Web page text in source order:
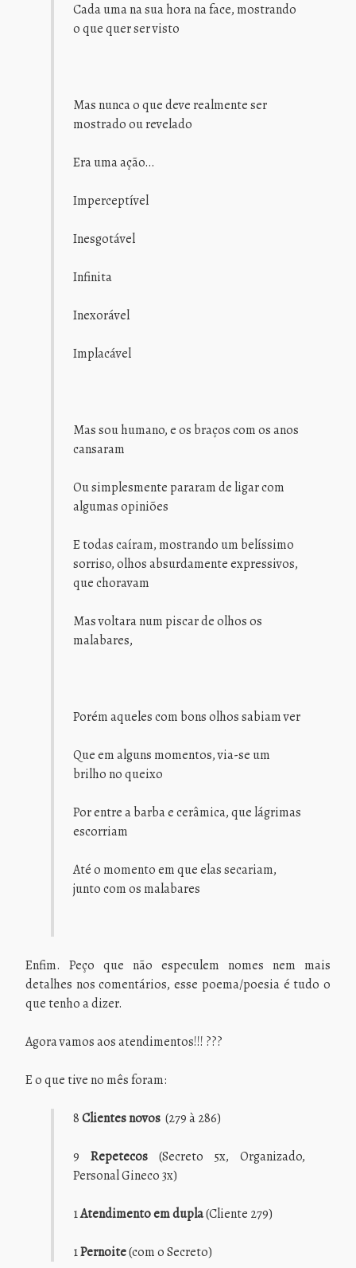
Cada uma na sua hora na face, mostrando
o que quer ser visto
Mas nunca o que deve realmente ser
mostrado ou revelado
Era uma ação…
Imperceptível
Inesgotável
Infinita
Inexorável
Implacável
Mas sou humano, e os braços com os anos
cansaram
Ou simplesmente pararam de ligar com
algumas opiniões
E todas caíram, mostrando um belíssimo
sorriso, olhos absurdamente expressivos,
que choravam
Mas voltara num piscar de olhos os
malabares,
Porém aqueles com bons olhos sabiam ver
Que em alguns momentos, via-se um
brilho no queixo
Por entre a barba e cerâmica, que lágrimas
escorriam
Até o momento em que elas secariam,
junto com os malabares
Enfim. Peço que não especulem nomes nem mais
detalhes nos comentários, esse poema/poesia é tudo o
que tenho a dizer.
Agora vamos aos atendimentos!!! ???
E o que tive no mês foram:
8Clientes novos (279 à 286)
9 Repetecos(Secreto 5x, Organizado,
Personal Gineco 3x)
1Atendimento em dupla(Cliente 279)
1Pernoite(com o Secreto)